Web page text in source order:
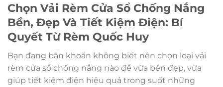
Chọn Vải Rèm Cửa Sổ Chống Nắng
Bền, Đẹp Và Tiết Kiệm Điện: Bí
Quyết Từ Rèm Quốc Huy
Bạn đang băn khoăn không biết nên chọn loại vải
rèm cửa sổ chống nắng nào để vừa bền đẹp, vừa
giúp tiết kiệm điện hiệu quả trong suốt những